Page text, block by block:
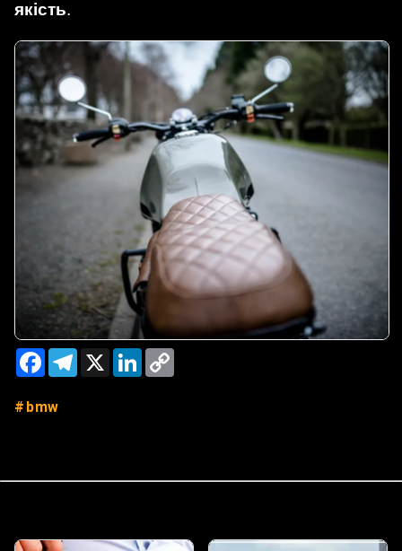
якість.
FacebookTelegram
X LinkedIn
bmw